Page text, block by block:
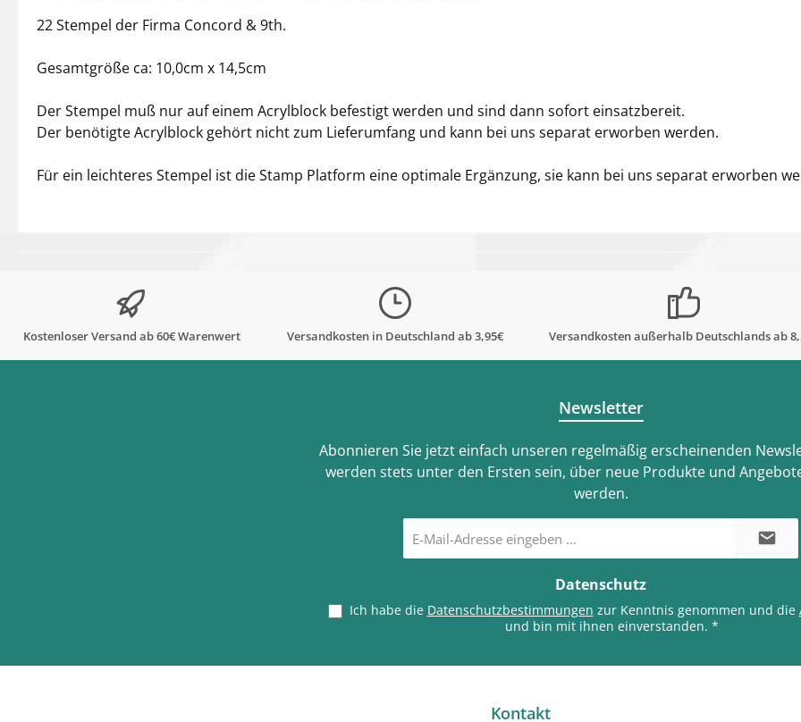
22 Stempel der Firma Concord & 9th.
Gesamtgröße ca: 10,0cm x 14,5cm
Der Stempel muß nur auf einem Acrylblock befestigt werden und sind dann sofort einsatzbereit.
Der benötigte Acrylblock gehört nicht zum Lieferumfang und kann bei uns separat erworben werden.
Für ein leichteres Stempel ist die Stamp Platform eine optimale Ergänzung, sie kann bei uns separat erworben
Kostenloser Versand ab 60€ Warenwert Versandkosten in Deutschland ab 3,95€ Versandkosten außerhalb Deutschlands ab
Newsletter
Abonnieren Sie jetzt einfach unseren regelmäßig erscheinenden
werden stets unter den Ersten sein, über neue Produkte und
werden.
Mail-
Adresse
Datenschutz
Ich habe die Datenschutzbestimmungen zur Kenntnis genommen und die
und bin mit ihnen einverstanden. *
Kontakt